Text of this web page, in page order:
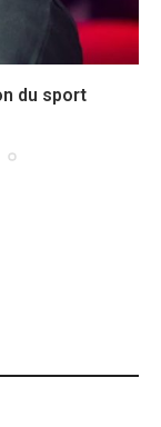
du sport